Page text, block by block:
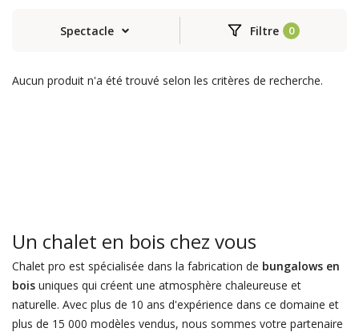
Spectacle Filtre
Aucun produit n'a été trouvé selon les critères de recherche.
Un chalet en bois chez vous
Chalet pro est spécialisée dans la fabrication de bungalows en
boisuniques qui créent une atmosphère chaleureuse et
naturelle. Avec plus de 10 ans d'expérience dans ce domaine et
plus de 15 000 modèles vendus, nous sommes votre partenaire